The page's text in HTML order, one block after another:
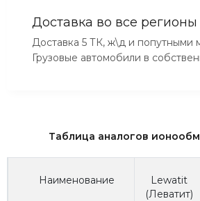
Доставка во все регионы
Доставка 5 ТК, ж\д и попутными
Грузовые автомобили в
Таблица аналогов
Наименование
Lewatit
(Леватит)